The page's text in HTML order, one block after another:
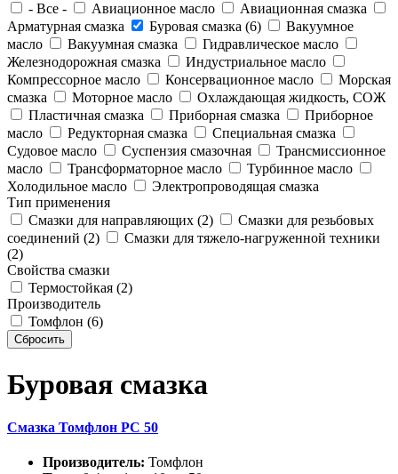
- Все -
Авиационное масло
Авиационная смазка
Арматурная смазка
Буровая смазка (6)
Вакуумное
масло
Вакуумная смазка
Гидравлическое масло
Железнодорожная смазка
Индустриальное масло
Компрессорное масло
Консервационное масло
Морская
смазка
Моторное масло
Охлаждающая жидкость, СОЖ
Пластичная смазка
Приборная смазка
Приборное
масло
Редукторная смазка
Специальная смазка
Судовое масло
Суспензия смазочная
Трансмиссионное
масло
Трансформаторное масло
Турбинное масло
Холодильное масло
Электропроводящая смазка
Тип применения
Смазки для направляющих (2)
Смазки для резьбовых
соединений (2)
Смазки для тяжело-нагруженной техники
(2)
Свойства смазки
Термостойкая (2)
Производитель
Томфлон (6)
Буровая смазка
Смазка Томфлон РС 50
Производитель: Томфлон